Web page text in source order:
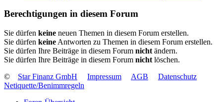
Berechtigungen in diesem Forum
Sie dürfen keine neuen Themen in diesem Forum erstellen.
Sie dürfen keine Antworten zu Themen in diesem Forum erstellen.
Sie dürfen Ihre Beiträge in diesem Forum nicht ändern.
Sie dürfen Ihre Beiträge in diesem Forum nicht löschen.
©
Star Finanz GmbH Impressum AGB
Datenschutz
Netiquette/Benimmregeln